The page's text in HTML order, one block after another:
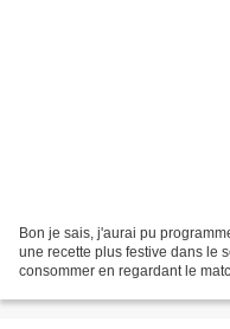
Bon je sais, j'aurai pu
une recette plus festive dans le
consommer en regardant le